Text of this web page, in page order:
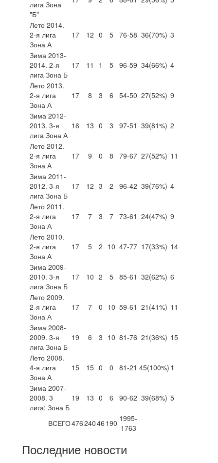
лига Зона
"Б"
Лето 2014.
2-я лига
Зона А
17 12 0 5 76-58 36(70%) 3
Зима 2013-
2014. 2-я
лига Зона Б
17 11 1 5 96-59 34(66%) 4
Лето 2013.
2-я лига
Зона А
17 8 3 6 54-50 27(52%) 9
Зима 2012-
2013. 3-я
лига Зона А
16 13 0 3 97-51 39(81%) 2
Лето 2012.
2-я лига
Зона А
17 9 0 8 79-67 27(52%) 11
Зима 2011-
2012. 3-я
лига Зона Б
17 12 3 2 96-42 39(76%) 4
Лето 2011.
2-я лига
Зона А
17 7 3 7 73-61 24(47%) 9
Лето 2010.
2-я лига
Зона А
17 5 2 10 47-77 17(33%) 14
Зима 2009-
2010. 3-я
лига Зона Б
17 10 2 5 85-61 32(62%) 6
Лето 2009.
2-я лига
Зона А
17 7 0 10 59-61 21 (41%) 11
Зима 2008-
2009. 3-я
лига Зона Б
19 6 3 10 81-76 21 (36%) 15
Лето 2008.
4-я лига
Зона А
15 15 0 0 81-21 45(100%) 1
Зима 2007-
2008. 3
лига: Зона Б
19 13 0 6 90-62 39(68%) 5
ВСЕГО47624046 190 1995-
1763
Последние новости